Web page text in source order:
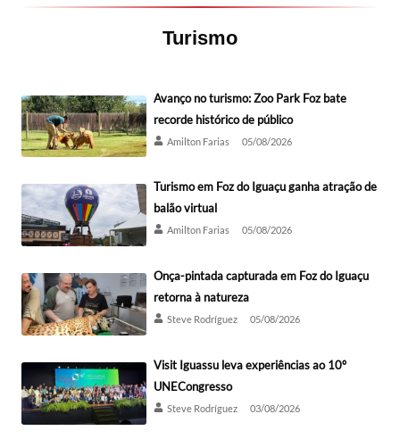
Turismo
Avanço no turismo: Zoo Park Foz bate
recorde histórico de público
Amilton Farias 05/08/2026
Turismo em Foz do Iguaçu ganha atração de
balão virtual
Amilton Farias 05/08/2026
Onça-pintada capturada em Foz do Iguaçu
retorna à natureza
Steve Rodríguez 05/08/2026
Visit Iguassu leva experiências ao 10º
UNECongresso
Steve Rodríguez 03/08/2026